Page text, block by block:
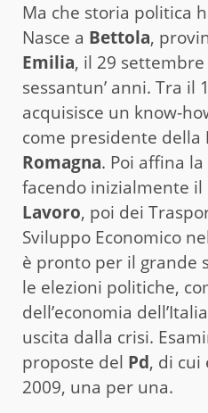
Ma che storia politica
Nasce a Bettola,
Emilia, il 29
sessantun’ anni. Tra il
acquisisce un know-
come presidente della
Romagna. Poi affina
facendo inizialmente il
Lavoro, poi dei
Sviluppo Economico
è pronto per il grande
le elezioni politiche,
dell’economia
uscita dalla crisi.
proposte del Pd, di cui
2009, una per una.